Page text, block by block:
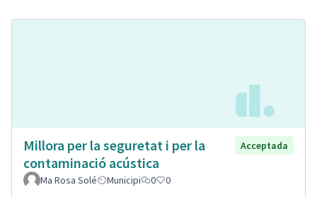
Millora per la seguretat i per la
contaminació acústica
Acceptada
Ma Rosa Solé Municipi 0 0